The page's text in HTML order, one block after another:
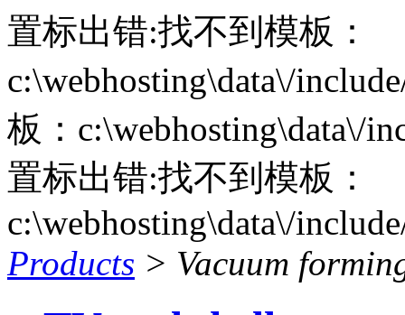
置标出错:找不到模板：
c:\webhosting\data\/
板：c:\webhosting\data\/
置标出错:找不到模板：
c:\webhosting\data\/
Products > Vacuum